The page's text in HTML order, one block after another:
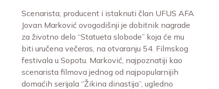
Scenarista, producent i istaknuti član UFUS AFA
Jovan Marković ovogodišnji je dobitnik nagrade
za životno delo “Statueta slobode” koja će mu
biti uručena večeras, na otvaranju 54. Filmskog
festivala u Sopotu. Marković, najpoznatiji kao
scenarista filmova jednog od najpopularnijih
domaćih serijala “Žikina dinastija”, ugledno